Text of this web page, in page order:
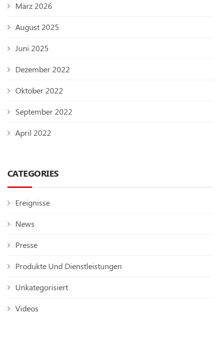
März 2026
August 2025
Juni 2025
Dezember 2022
Oktober 2022
September 2022
April 2022
CATEGORIES
Ereignisse
News
Presse
Produkte Und Dienstleistungen
Unkategorisiert
Videos